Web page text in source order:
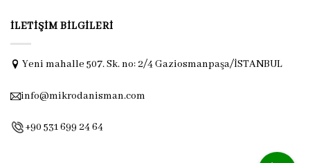
İLETIŞIM BILGILERI
Yeni mahalle 507. Sk. no: 2/4 Gaziosmanpaşa/İSTANBUL
info@mikrodanisman.com
+90 531 699 24 64